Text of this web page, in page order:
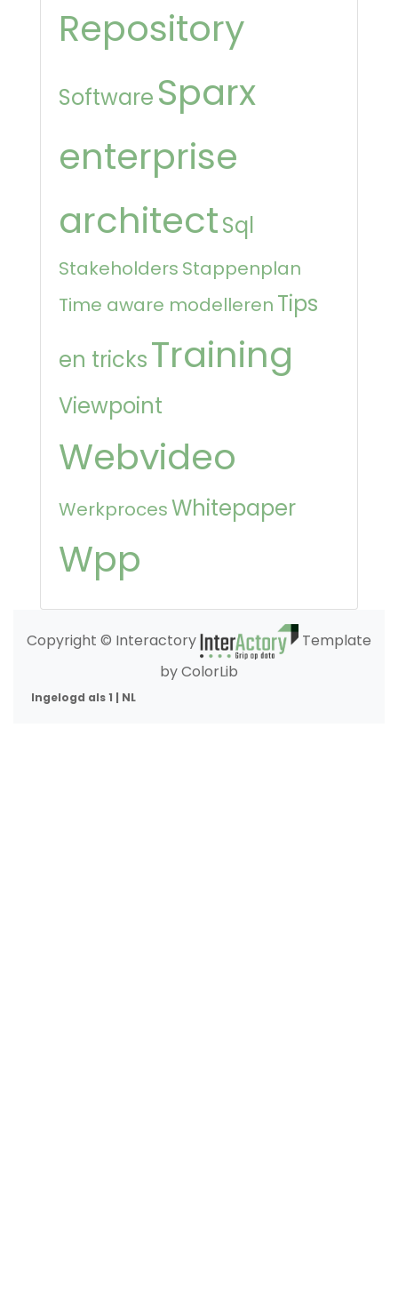
Repository
Software Sparx
enterprise
architectSql
Stakeholders Stappenplan
Time aware modelleren Tips
en tricksTraining
Viewpoint
Webvideo
WerkprocesWhitepaper
Wpp
Copyright © Interactory
Template
by ColorLib
Ingelogd als 1 | NL